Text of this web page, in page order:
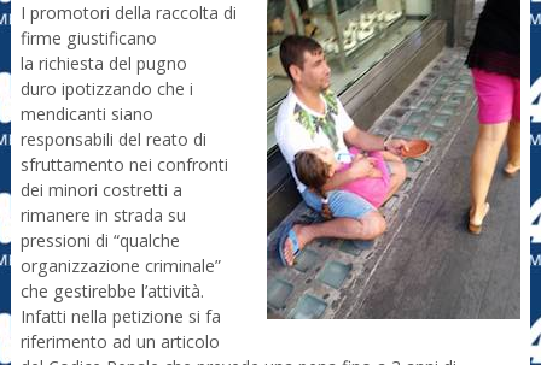
I promotori della raccolta di
firme giustificano
la richiesta del pugno
duro ipotizzando che i
mendicanti siano
responsabili del reato di
sfruttamento nei confronti
dei minori costretti a
rimanere in strada su
pressioni di “qualche
organizzazione criminale”
che gestirebbe l’attività.
Infatti nella petizione si fa
riferimento ad un articolo